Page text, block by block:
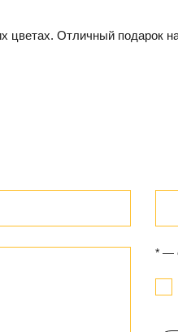
Отличный подарок
* —